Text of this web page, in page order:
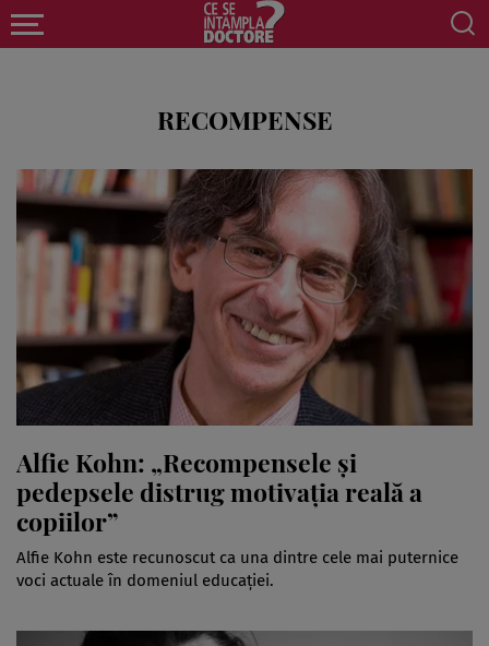
RECOMPENSE
Alfie Kohn: „Recompensele și
pedepsele distrug motivația reală a
copiilor”
Alfie Kohn este recunoscut ca una dintre cele mai puternice
voci actuale în domeniul educației.